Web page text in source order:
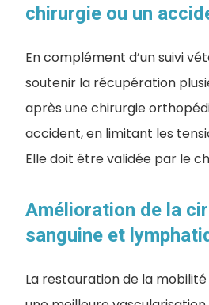
chirurgie ou un
En complément d’un suivi
soutenir la récupération
après une chirurgie
accident, en limitant les
Elle doit être validée par le
Amélioration de la
sanguine et
La restauration de la